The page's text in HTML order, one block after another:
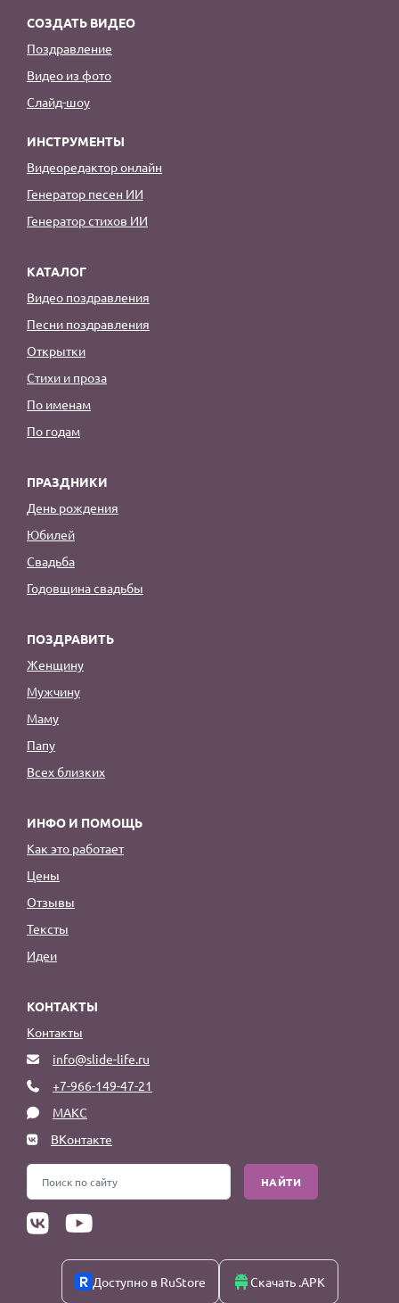
СОЗДАТЬ ВИДЕО
Поздравление
Видео из фото
Слайд-шоу
ИНСТРУМЕНТЫ
Видеоредактор онлайн
Генератор песен ИИ
Генератор стихов ИИ
КАТАЛОГ
Видео поздравления
Песни поздравления
Открытки
Стихи и проза
По именам
По годам
ПРАЗДНИКИ
День рождения
Юбилей
Свадьба
Годовщина свадьбы
ПОЗДРАВИТЬ
Женщину
Мужчину
Маму
Папу
Всех близких
ИНФО И ПОМОЩЬ
Как это работает
Цены
Отзывы
Тексты
Идеи
КОНТАКТЫ
Контакты
info@slide-life.ru
+7-966-149-47-21
МАКС
ВКонтакте
НАЙТИ
Доступно в RuStore Скачать .APK